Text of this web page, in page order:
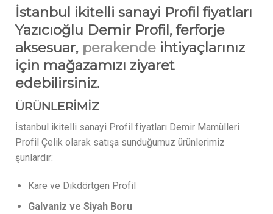
İstanbul ikitelli sanayi Profil fiyatları
Yazıcıoğlu Demir Profil, ferforje
aksesuar, perakende ihtiyaçlarınız
için mağazamızı ziyaret
edebilirsiniz.
ÜRÜNLERİMİZ
İstanbul ikitelli sanayi Profil fiyatları Demir Mamülleri
Profil Çelik olarak satışa sunduğumuz ürünlerimiz
şunlardır:
Kare ve Dikdörtgen Profil
Galvaniz ve Siyah Boru